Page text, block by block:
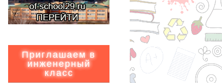
Приглашаем в
инженерный
класс